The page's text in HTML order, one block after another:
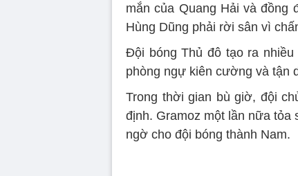
mắn của Quang Hải và đồng
Hùng Dũng phải rời sân vì
Đội bóng Thủ đô tạo ra
phòng ngự kiên cường và tận
Trong thời gian bù giờ, đội
định. Gramoz một lần nữa tỏa
ngờ cho đội bóng thành Nam.